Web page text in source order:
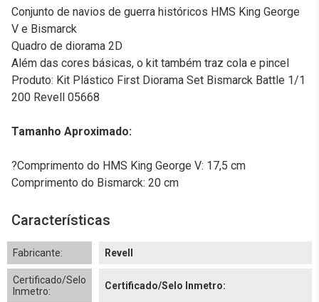
Conjunto de navios de guerra históricos HMS King George
V e Bismarck
Quadro de diorama 2D
Além das cores básicas, o kit também traz cola e pincel
Produto: Kit Plástico First Diorama Set Bismarck Battle 1/1
200 Revell 05668
Tamanho Aproximado:
?Comprimento do HMS King George V: 17,5 cm
Comprimento do Bismarck: 20 cm
Características
Fabricante: Revell
Certificado/Selo
Inmetro:
Certificado/Selo Inmetro: